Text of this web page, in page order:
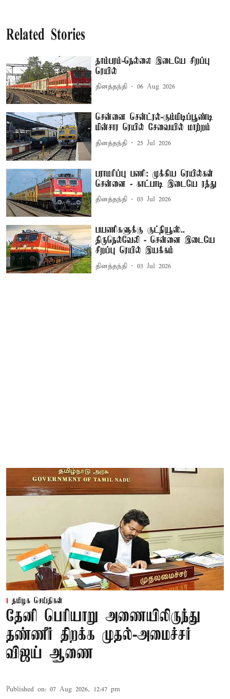
Related Stories
தாம்பரம்-நெல்லை இடையே சிறப்பு
ரெயில்
தினத்தந்தி 06 Aug 2026
சென்னை சென்ட்ரல்-கும்மிடிப்பூண்டி
மின்சார ரெயில் சேவையில் மாற்றம்
தினத்தந்தி 25 Jul 2026
பராமரிப்பு பணி: முக்கிய ரெயில்கள்
சென்னை - காட்பாடி இடையே ரத்து
தினத்தந்தி 03 Jul 2026
பயணிகளுக்கு குட்நியூஸ்..
திருநெல்வேலி - சென்னை இடையே
சிறப்பு ரெயில் இயக்கம்
தினத்தந்தி 03 Jul 2026
தமிழக செய்திகள்
தேனி பெரியாறு அணையிலிருந்து
தண்ணீர் திறக்க முதல்-அமைச்சர்
விஜய் ஆணை
Published on: 07 Aug 2026, 12:47 pm